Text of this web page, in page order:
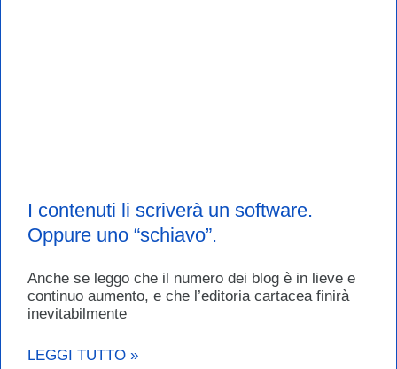
I contenuti li scriverà un software.
Oppure uno “schiavo”.
Anche se leggo che il numero dei blog è in lieve e
continuo aumento, e che l’editoria cartacea finirà
inevitabilmente
LEGGI TUTTO »